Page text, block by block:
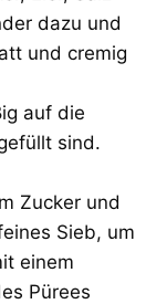
dazu und
und cremig
auf die
sind.
Zucker und
Sieb, um
einem
Pürees